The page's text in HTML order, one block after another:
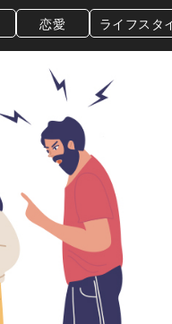
恋愛 ライフスタ